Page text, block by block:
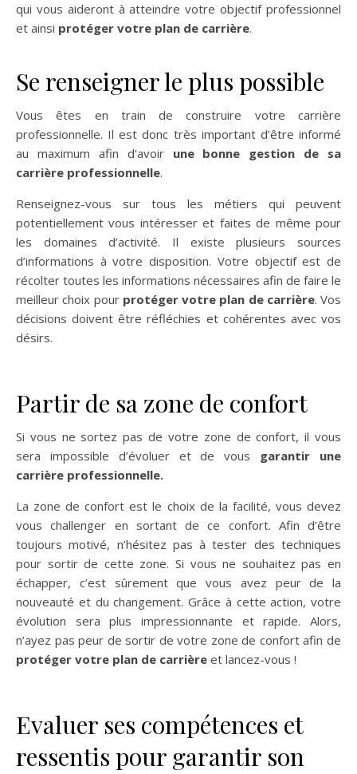
qui vous aideront à atteindre votre objectif professionnel
et ainsi protéger votre plan de carrière.
Se renseigner le plus possible
Vous êtes en train de construire votre carrière
professionnelle. Il est donc très important d’être informé
au maximum afin d'avoir une bonne gestion de sa
carrière professionnelle.
Renseignez-vous sur tous les métiers qui peuvent
potentiellement vous intéresser et faites de même pour
les domaines d’activité. Il existe plusieurs sources
d’informations à votre disposition. Votre objectif est de
récolter toutes les informations nécessaires afin de faire le
meilleur choix pour protéger votre plan de carrière. Vos
décisions doivent être réfléchies et cohérentes avec vos
désirs.
Partir de sa zone de confort
Si vous ne sortez pas de votre zone de confort, il vous
sera impossible d’évoluer et de vous garantir une
carrière professionnelle.
La zone de confort est le choix de la facilité, vous devez
vous challenger en sortant de ce confort. Afin d’être
toujours motivé, n’hésitez pas à tester des techniques
pour sortir de cette zone. Si vous ne souhaitez pas en
échapper, c’est sûrement que vous avez peur de la
nouveauté et du changement. Grâce à cette action, votre
évolution sera plus impressionnante et rapide. Alors,
n’ayez pas peur de sortir de votre zone de confort afin de
protéger votre plan de carrière et lancez-vous !
Evaluer ses compétences et
ressentis pour garantir son